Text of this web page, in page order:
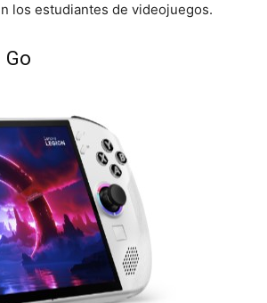
los estudiantes de videojuegos.